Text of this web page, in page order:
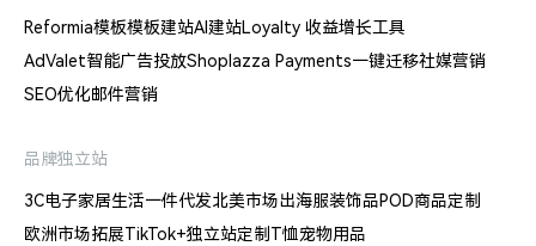
Reformia模板模板建站AI建站Loyalty 收益增长工具
AdValet智能广告投放Shoplazza Payments一键迁移社媒营销
SEO优化邮件营销
品牌独立站
3C电子家居生活一件代发北美市场出海服装饰品POD商品定制
欧洲市场拓展TikTok+独立站定制T恤宠物用品